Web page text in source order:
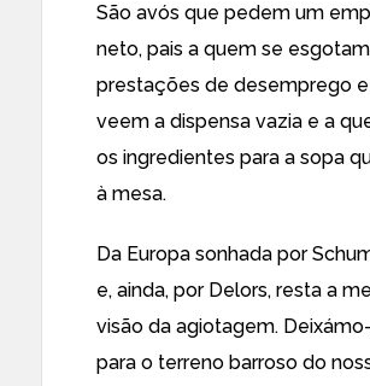
São avós que pedem um
neto, pais a quem se
prestações de desemprego
veem a dispensa vazia e a
os ingredientes para a sopa
à mesa.
Da Europa sonhada por
e, ainda, por Delors, resta a
visão da agiotagem.
para o terreno barroso do